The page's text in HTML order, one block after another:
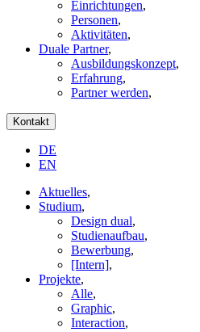
Einrichtungen,
Personen,
Aktivitäten,
Duale Partner,
Ausbildungskonzept,
Erfahrung,
Partner werden,
Kontakt
DE
EN
Aktuelles,
Studium,
Design dual,
Studienaufbau,
Bewerbung,
[Intern],
Projekte,
Alle,
Graphic,
Interaction,